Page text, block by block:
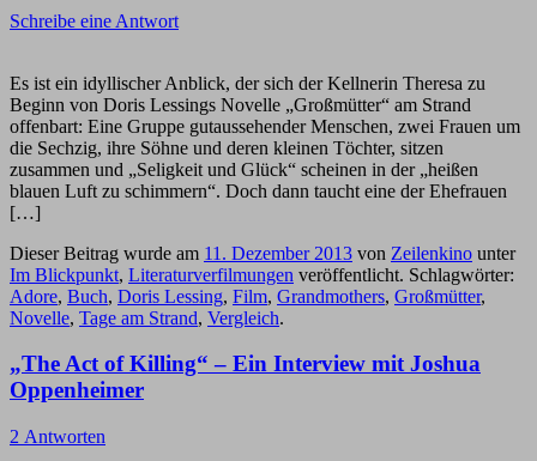
Schreibe eine Antwort
Es ist ein idyllischer Anblick, der sich der Kellnerin Theresa zu
Beginn von Doris Lessings Novelle „Großmütter“ am Strand
offenbart: Eine Gruppe gutaussehender Menschen, zwei Frauen um
die Sechzig, ihre Söhne und deren kleinen Töchter, sitzen
zusammen und „Seligkeit und Glück“ scheinen in der „heißen
blauen Luft zu schimmern“. Doch dann taucht eine der Ehefrauen
[…]
Dieser Beitrag wurde am 11. Dezember 2013 von Zeilenkino unter
Im Blickpunkt, Literaturverfilmungen veröffentlicht. Schlagwörter:
Adore, Buch, Doris Lessing, Film, Grandmothers, Großmütter,
Novelle, Tage am Strand, Vergleich.
„The Act of Killing“ – Ein Interview mit Joshua
Oppenheimer
2 Antworten